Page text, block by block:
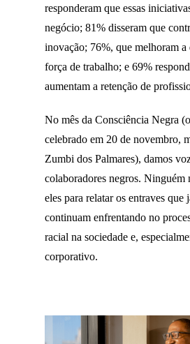
responderam que essas
negócio; 81% disseram que
inovação; 76%, que melhoram a
força de trabalho; e 69%
aumentam a retenção de
No mês da Consciência Negra
celebrado em 20 de novembro,
Zumbi dos Palmares), damos
colaboradores negros. Ninguém
eles para relatar os entraves que
continuam enfrentando no
racial na sociedade e,
corporativo.